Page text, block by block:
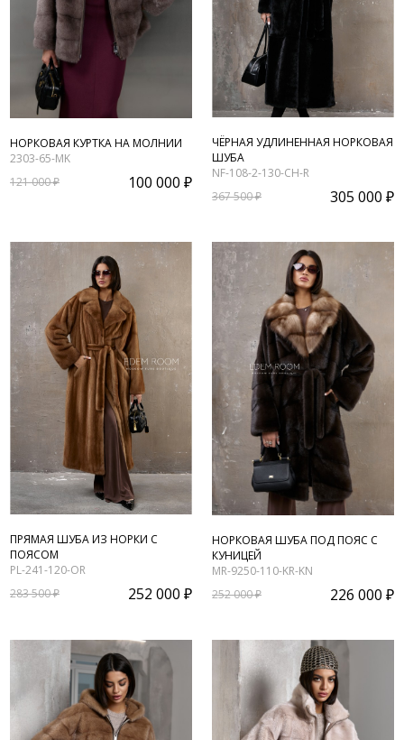
НОРКОВАЯ КУРТКА НА МОЛНИИ
2303-65-MK
121 000 ₽
100 000 ₽
ЧЁРНАЯ УДЛИНЕННАЯ НОРКОВАЯ
ШУБА
NF-108-2-130-CH-R
367 500 ₽
305 000 ₽
ПРЯМАЯ ШУБА ИЗ НОРКИ С
ПОЯСОМ
PL-241-120-OR
283 500 ₽
252 000 ₽
НОРКОВАЯ ШУБА ПОД ПОЯС С
КУНИЦЕЙ
MR-9250-110-KR-KN
252 000 ₽
226 000 ₽